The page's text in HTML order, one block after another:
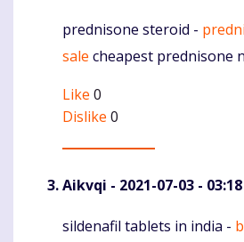
Komentaras
prednisone steroid -
sale cheapest prednisone
Like 0
Dislike 0
Aikvqi - 2021-07-03 - 03:18
Komentaras
sildenafil tablets in india -